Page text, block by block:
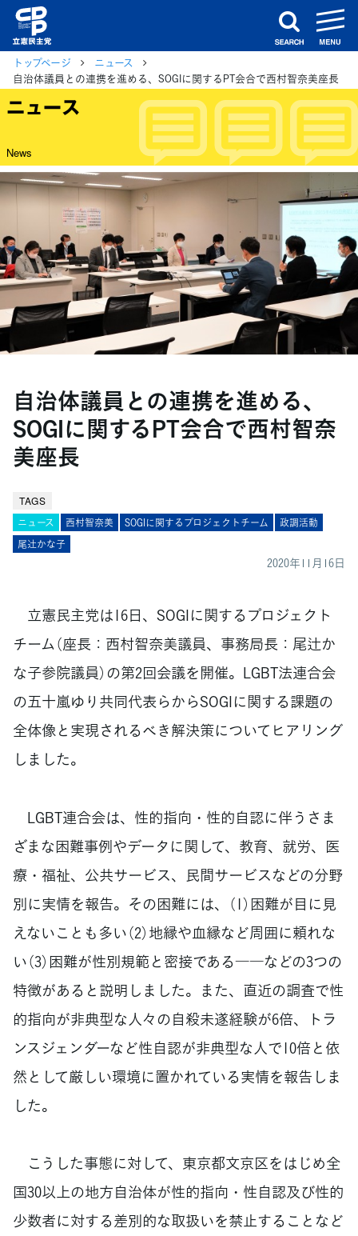
search
トップページ
ニュース
自治体議員との連携を進める、SOGIに関するPT会合で西村智奈美座長
ニュース
News
自治体議員との連携を進める、
SOGIに関するPT会合で西村智奈
美座長
TAGS
ニュース 西村智奈美 SOGIに関するプロジェクトチーム
政調活動
尾辻󠄀かな子
2020年11月16日
立憲民主党は16日、SOGIに関するプロジェクト
チーム（座長：西村智奈美議員、事務局長：尾辻か
な子参院議員）の第2回会議を開催。LGBT法連合会
の五十嵐ゆり共同代表らからSOGIに関する課題の
全体像と実現されるべき解決策についてヒアリング
しました。
LGBT連合会は、性的指向・性的自認に伴うさま
ざまな困難事例やデータに関して、教育、就労、医
療・福祉、公共サービス、民間サービスなどの分野
別に実情を報告。その困難には、（1）困難が目に見
えないことも多い（2）地縁や血縁など周囲に頼れな
い（3）困難が性別規範と密接である――などの3つの
特徴があると説明しました。また、直近の調査で性
的指向が非典型な人々の自殺未遂経験が6倍、トラ
ンスジェンダーなど性自認が非典型な人で10倍と依
然として厳しい環境に置かれている実情を報告しま
した。
こうした事態に対して、東京都文京区をはじめ全
国30以上の地方自治体が性的指向・性自認及び性的
少数者に対する差別的な取扱いを禁止することなど